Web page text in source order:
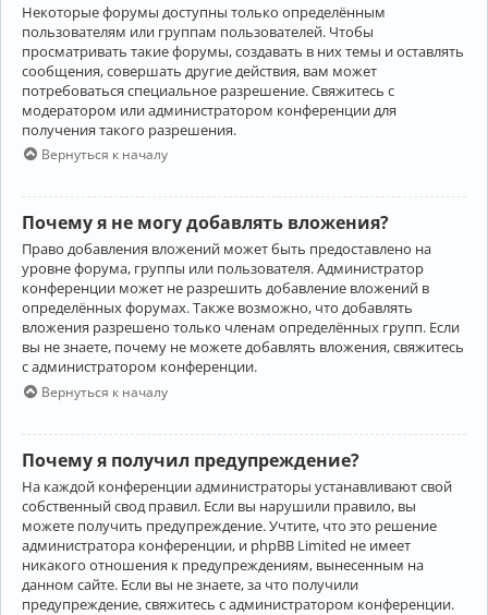
Некоторые форумы доступны только определённым
пользователям или группам пользователей. Чтобы
просматривать такие форумы, создавать в них темы и оставлять
сообщения, совершать другие действия, вам может
потребоваться специальное разрешение. Свяжитесь с
модератором или администратором конференции для
получения такого разрешения.
Вернуться к началу
Почему я не могу добавлять вложения?
Право добавления вложений может быть предоставлено на
уровне форума, группы или пользователя. Администратор
конференции может не разрешить добавление вложений в
определённых форумах. Также возможно, что добавлять
вложения разрешено только членам определённых групп. Если
вы не знаете, почему не можете добавлять вложения, свяжитесь
с администратором конференции.
Вернуться к началу
Почему я получил предупреждение?
На каждой конференции администраторы устанавливают свой
собственный свод правил. Если вы нарушили правило, вы
можете получить предупреждение. Учтите, что это решение
администратора конференции, и phpBB Limited не имеет
никакого отношения к предупреждениям, вынесенным на
данном сайте. Если вы не знаете, за что получили
предупреждение, свяжитесь с администратором конференции.